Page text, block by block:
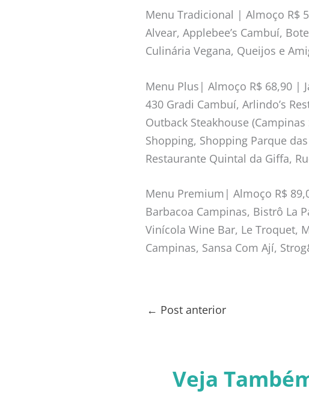
Menu Tradicional | Almoço R$
Alvear, Applebee’s Cambuí,
Culinária Vegana, Queijos e
Menu Plus| Almoço R$ 68,90 |
430 Gradi Cambuí, Arlindo’s
Outback Steakhouse
Shopping, Shopping Parque
Restaurante Quintal da Giffa,
Menu Premium| Almoço R$
Barbacoa Campinas, Bistrô La
Vinícola Wine Bar, Le Troquet,
Campinas, Sansa Com Ají,
← Post anterior
Veja